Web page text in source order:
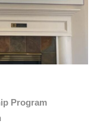
Program